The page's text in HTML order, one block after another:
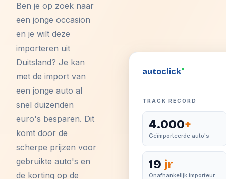
Ben je op zoek naar
een jonge occasion
en je wilt deze
importeren uit
Duitsland? Je kan
met de import van
een jonge auto al
snel duizenden
euro's besparen. Dit
komt door de
scherpe prijzen voor
gebruikte auto's en
de korting op de
autoclick
TRACK RECORD
4.000+
Geïmporteerde auto's
19 jr
Onafhankelijk importeur